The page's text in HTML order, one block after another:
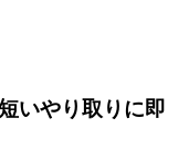
いやり取りに即